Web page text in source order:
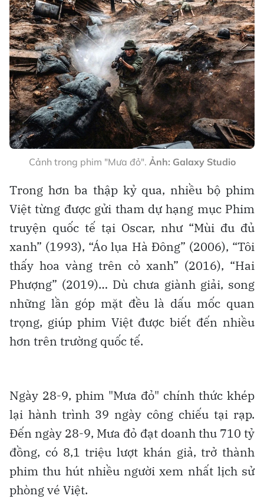
Cảnh trong phim "Mưa đỏ". Ảnh: Galaxy Studio
Trong hơn ba thập kỷ qua, nhiều bộ phim
Việt từng được gửi tham dự hạng mục Phim
truyện quốc tế tại Oscar, như “Mùi đu đủ
xanh” (1993), “Áo lụa Hà Đông” (2006), “Tôi
thấy hoa vàng trên cỏ xanh” (2016), “Hai
Phượng” (2019)… Dù chưa giành giải, song
những lần góp mặt đều là dấu mốc quan
trọng, giúp phim Việt được biết đến nhiều
hơn trên trường quốc tế.
Ngày 28-9, phim "Mưa đỏ" chính thức khép
lại hành trình 39 ngày công chiếu tại rạp.
Đến ngày 28-9, Mưa đỏ đạt doanh thu 710 tỷ
đồng, có 8,1 triệu lượt khán giả, trở thành
phim thu hút nhiều người xem nhất lịch sử
phòng vé Việt.